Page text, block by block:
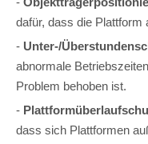
dafür, dass die Plattform
- Unter-/
abnormale
Problem behoben ist.
-
dass sich Plattformen